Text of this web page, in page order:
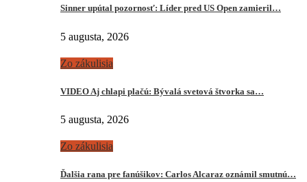
Sinner upútal pozornosť: Líder pred US Open zamieril…
5 augusta, 2026
Zo zákulisia
VIDEO Aj chlapi plačú: Bývalá svetová štvorka sa…
5 augusta, 2026
Zo zákulisia
Ďalšia rana pre fanúšikov: Carlos Alcaraz oznámil smutnú…